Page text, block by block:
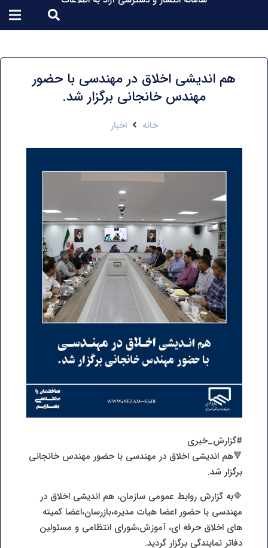
هم اندیشی اخلاق در مهندسی با حضور
مهندس خانجانی برگزار شد.
خانه اخبار
#گزارش_خبری
🔻هم اندیشی اخلاق در مهندسی با حضور مهندس خانجانی
برگزار شد.
🔷به گزارش روابط عمومی سازمان، هم اندیشی اخلاق در
مهندسی با حضور اعضا هیات مدیره،بازرسان،اعضا کمیته
های اخلاق حرفه ای، آموزش،شورای انتظامی و مسئولین
دفاتر نمایندگی برگزار گردید.